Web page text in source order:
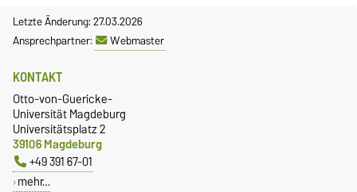
Letzte Änderung: 27.03.2026
Ansprechpartner:
Webmaster
KONTAKT
Otto-von-Guericke-
Universität Magdeburg
Universitätsplatz 2
39106 Magdeburg
+49 391 67-01
mehr…